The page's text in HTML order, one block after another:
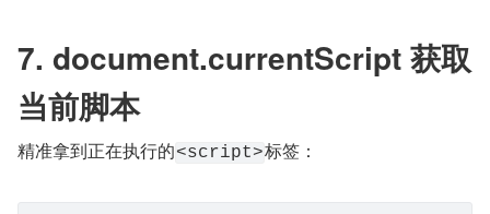
7. document.currentScript 获取
当前脚本
精准拿到正在执行的<script>标签：